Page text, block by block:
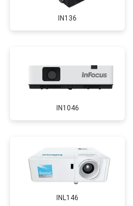
IN136
IN1046
INL146